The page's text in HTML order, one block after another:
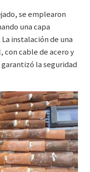
se emplearon
una capa
instalación de una
cable de acero y
la seguridad